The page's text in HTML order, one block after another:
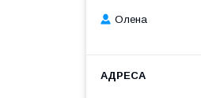
Олена